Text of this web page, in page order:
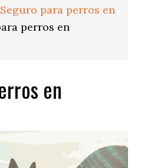
Seguro para perros en
perros en
en